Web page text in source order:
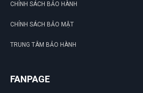
CHÍNH SÁCH BẢO HÀNH
CHÍNH SÁCH BẢO MẬT
TRUNG TÂM BẢO HÀNH
FANPAGE